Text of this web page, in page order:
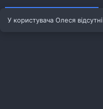
У користувача Олеся